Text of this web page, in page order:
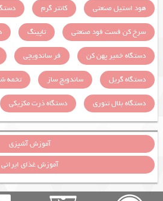
هود استیل صنعتی
کانتر گرم
سرخ کن فست فود صنعتی
تاپینگ
دستگاه خمیر پهن کن
فر ساندویچی
دستگاه گریل
ساندویچ ساز تخمه
دستگاه بلال تنوری
دستگاه ذرت مکزیکی
آموزش آشپزی
آموزش غذای ایرانی